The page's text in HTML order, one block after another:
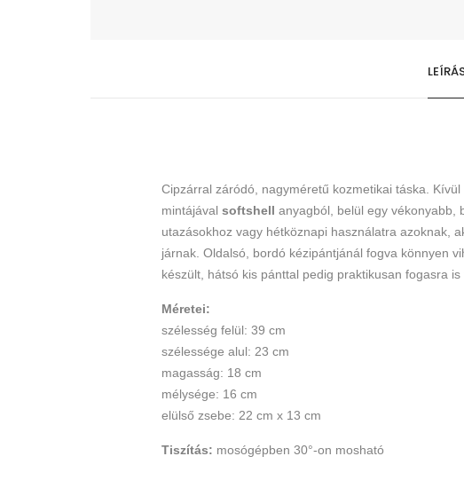
Cipzárral záródó, nagyméretű kozmetikai táska.
mintájávalsoftshell anyagból, belül egy vékonyabb,
utazásokhoz vagy hétköznapi használatra azoknak,
járnak. Oldalsó, bordó kézipántjánál fogva könnyen
készült, hátsó kis pánttal pedig praktikusan fogasra is
Méretei:
szélesség felül: 39 cm
szélessége alul: 23 cm
magasság: 18 cm
mélysége: 16 cm
elülső zsebe: 22 cm x 13 cm
Tiszítás: mosógépben 30°-on mosható